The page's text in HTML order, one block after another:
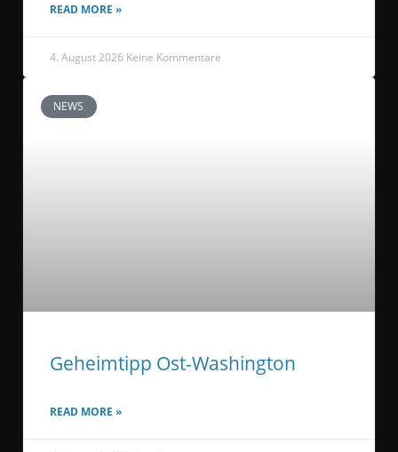
READ MORE »
4. August 2026 Keine Kommentare
NEWS
Geheimtipp Ost-Washington
READ MORE »